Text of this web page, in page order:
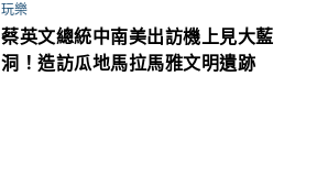
玩樂
蔡英文總統中南美出訪機上見大藍
洞！造訪瓜地馬拉馬雅文明遺跡